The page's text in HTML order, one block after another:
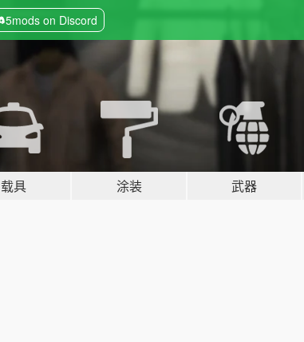
5mods on Discord
载具 涂装 武器